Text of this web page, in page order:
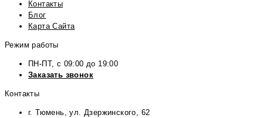
Контакты
Блог
Карта Сайта
Режим работы
ПН-ПТ, с 09:00 до 19:00
Заказать звонок
Контакты
г. Тюмень, ул. Дзержинского, 62